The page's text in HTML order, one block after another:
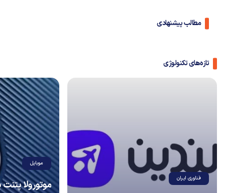
مطالب پیشنهادی
تازه‌های تکنولوژی
فناوری ایران
موبایل
موتورولا